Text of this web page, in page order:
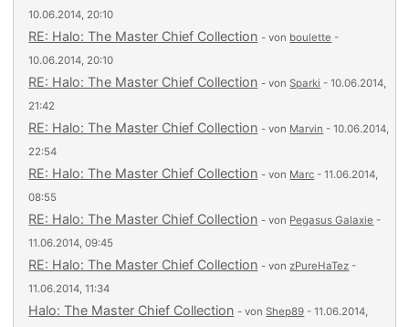
10.06.2014, 20:10
RE: Halo: The Master Chief Collection - von boulette -
10.06.2014, 20:10
RE: Halo: The Master Chief Collection - vonSparki - 10.06.2014,
21:42
RE: Halo: The Master Chief Collection - von Marvin - 10.06.2014,
22:54
RE: Halo: The Master Chief Collection - von Marc - 11.06.2014,
08:55
RE: Halo: The Master Chief Collection - von Pegasus Galaxie -
11.06.2014, 09:45
RE: Halo: The Master Chief Collection - vonzPureHaTez -
11.06.2014, 11:34
Halo: The Master Chief Collection - vonShep89 - 11.06.2014,